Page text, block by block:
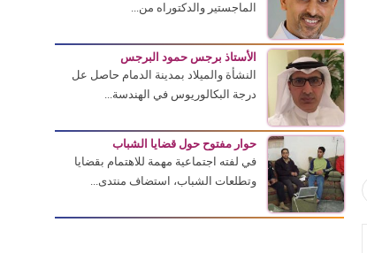
الماجستير والدكتوراه من...
الأستاذ برجس حمود البرجس
النشأة والميلاد بمدينة الدمام حاصل عل
درجة البكالوريوس في الهندسة...
حوار مفتوح حول قضايا الشباب
في لفته اجتماعية مهمة للاهتمام بقضايا
وتطلعات الشباب، استضاف منتدى...